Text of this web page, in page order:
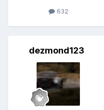
632
dezmond123